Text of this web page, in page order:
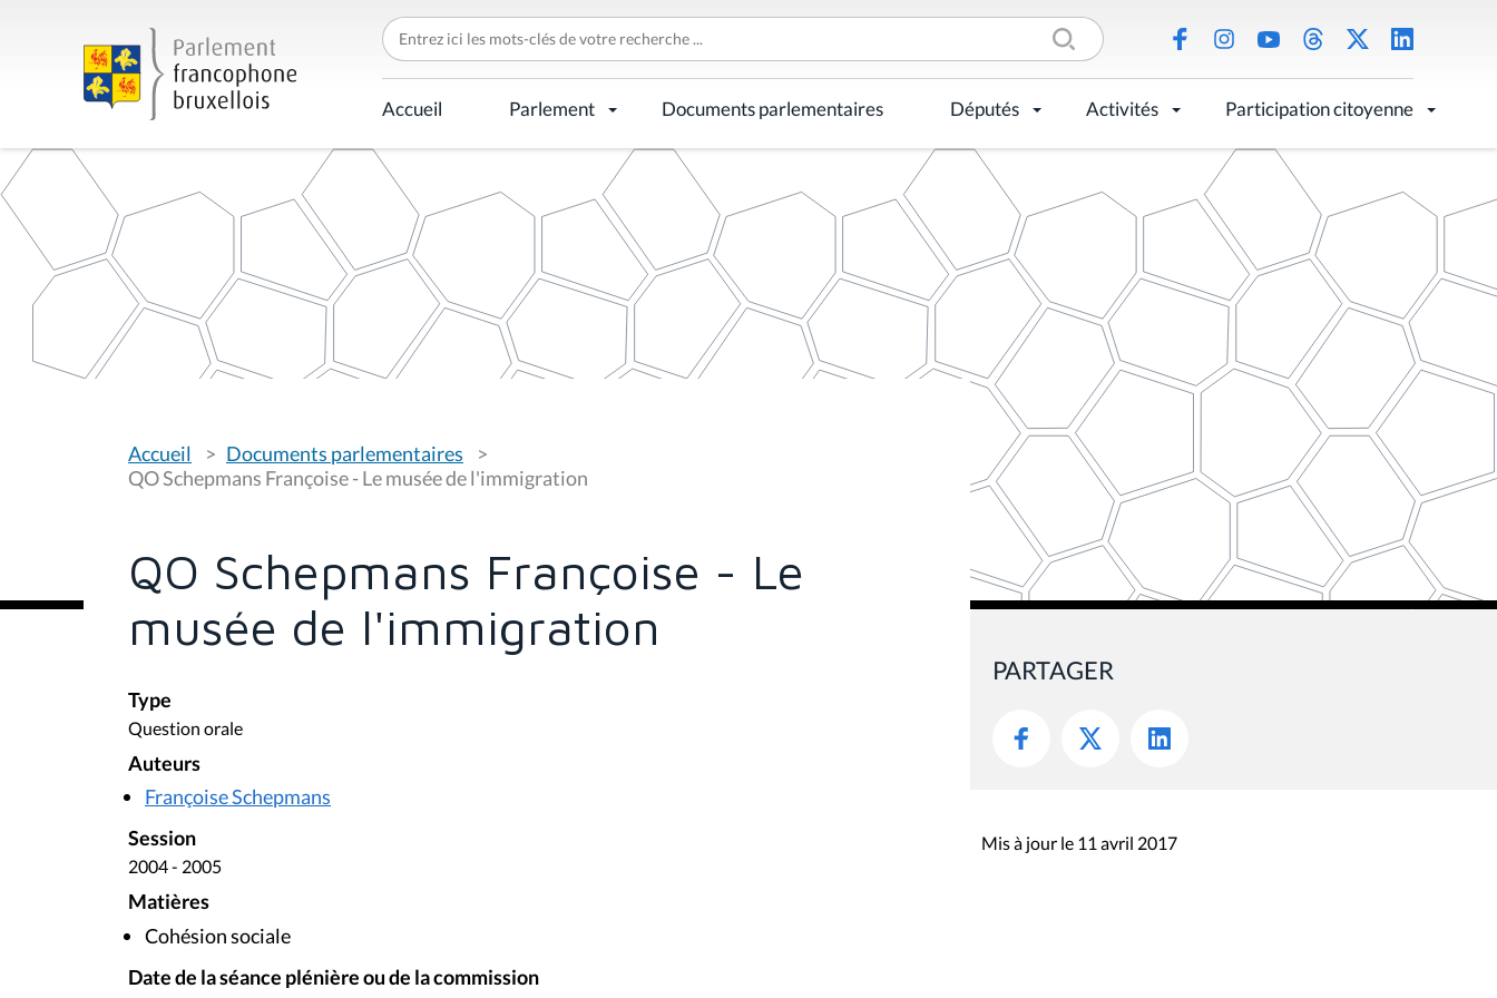
C
h
e
r
c
h
r
p
Accueil Parlement Documents parlementaires Députés Activités Participation citoyenne
o
u
s
s
Accueil
Documents parlementaires
QO Schepmans Françoise - Le musée de l'immigration
QO Schepmans Françoise - Le
musée de l'immigration
Type
Question orale
Auteurs
Françoise Schepmans
Session
2004 - 2005
Matières
Cohésion sociale
Date de la séance plénière ou de la commission
PARTAGER
Mis à jour le 11 avril 2017